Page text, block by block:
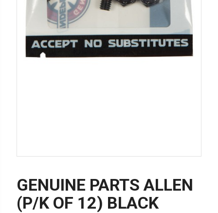
GENUINE PARTS ALLEN
(P/K OF 12) BLACK